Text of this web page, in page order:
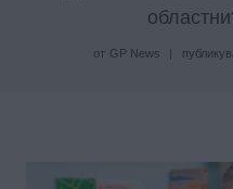
от GP News